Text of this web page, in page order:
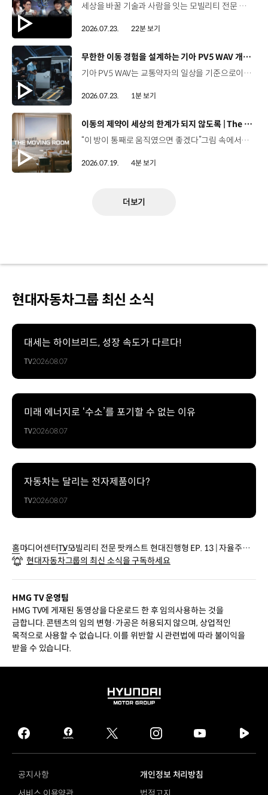
세상을 바꿀 기술과 사람을 잇는 모빌리티 전문 팟캐스트, 현대진행형. 🔊 과학커뮤니케이터 이독실, 여도은 앵커,그리고 천문학자 우주먼지, 과학커뮤니케이터 항성과 함께했습니다. 우주정거장을 거쳐 뉴욕으로 향하는 미래를 상상해본 적 있나요?스무 번째 에피소드에서는 하늘 위 교통 체계와 이동 수단의 모습,그리고 지상을 넘어 우주로 확장되는 모빌리티의 가능성까지 살펴봅니다. 하늘길이 열리면 우리의 일상은 어떻게 달라질지,현대진행형 20편에서 확인해 보세요. 현대진행형 팟빵▶현대진행형 애플 팟캐스트▶현대진행형 스포티파이▶ 00:00 하이라이트00:24 인트로 / 자기소개00:47 하늘길의 교통은 어떻게 다를까02:33 하늘의 교통 관제 시스템03:10 하늘을 나는 자동차의 모습은?05:10 미래 하늘길의 동력원과 연료06:42 휘발유 대신 항공유가 쓰일 가능성07:18 자동차에서 모빌리티로의 변화08:13 하늘길 시대의 도로와 도시10:02 우주 모빌리티는 어디까지 가능할까12:18 우주를 경험하는 미래12:57 우주로 확장되는 모빌리티13:30 하늘과 우주에서 좋은 차의 기준은?14:54 우주 관광은 누구나 가능할까16:35 현대로템과 한국 우주 산업의 미래18:37 미래 모빌리티가 바꿀 우리의 일상 *본 영상에 포함된 참여자의 의견은 현대자동차그룹의 공식 입장과 다를 수 있습니다. #현대자동차그룹 #현대진행형 #모빌리티팟캐스트 #UAM #스카이모빌리티 #하늘길 #자율주행 #우주 #우주항공 #모빌리티 #팟캐스트
2026.07.23. 22분 보기
[동영상]
무한한 이동 경험을 설계하는 기아 PV5 WAV 개발 스토리 | The Moving Room
기아 PV5 WAV는 교통약자의 일상을 기준으로이동 과정을 다시 설계했습니다. 탑승자의 목적에 맞게 확장되는 모빌리티, PV5 WAV 개발 스토리를 영상으로 확인해 보세요. #현대자동차그룹 #TheMovingRoom #기아 #PV5 #PV5WAV #PBV #목적기반모빌리티
2026.07.23. 1분 보기
[동영상]
이동의 제약이 세상의 한계가 되지 않도록 | The Moving Room
“이 방이 통째로 움직였으면 좋겠다”그림 속에서만 그리던 여행이 현실이 되기까지 기아 PV5 WAV는 필요한 의료 장비를 싣고가족과 한 공간에서 함께 떠날 수 있도록이동의 경험을 다시 설계했습니다. 같은 풍경을 보고, 같은 순간을 나누는 일현대자동차그룹은 모두를 위한 이동을 만들어갑니다. #현대자동차그룹 #TheMovingRoom #PV5 #기아 #목적기반모빌리티 #PV5WAV #PBV
2026.07.19. 4분 보기
더보기
현대자동차그룹 최신 소식
대세는 하이브리드, 성장 속도가 다르다!
TV2026.08.07
미래 에너지로 ‘수소’를 포기할 수 없는 이유
TV2026.08.07
자동차는 달리는 전자제품이다?
TV2026.08.07
홈미디어센터TV모빌리티 전문 팟캐스트 현대진행형 EP. 13 | 자율주행
기술의 현재와 상용화를 위한 기준
현대자동차그룹의 최신 소식을 구독하세요
HMG TV 운영팀
HMG TV에 게재된 동영상을 다운로드 한 후 임의사용하는 것을
금합니다. 콘텐츠의 임의 변형·가공은 허용되지 않으며, 상업적인
목적으로 사용할 수 없습니다. 이를 위반할 시 관련법에 따라 불이익을
받을 수 있습니다.
HYUNDAI
GROUP
facebook
hmg
journal
twitter instagram
tv
공지사항
개인정보 처리방침